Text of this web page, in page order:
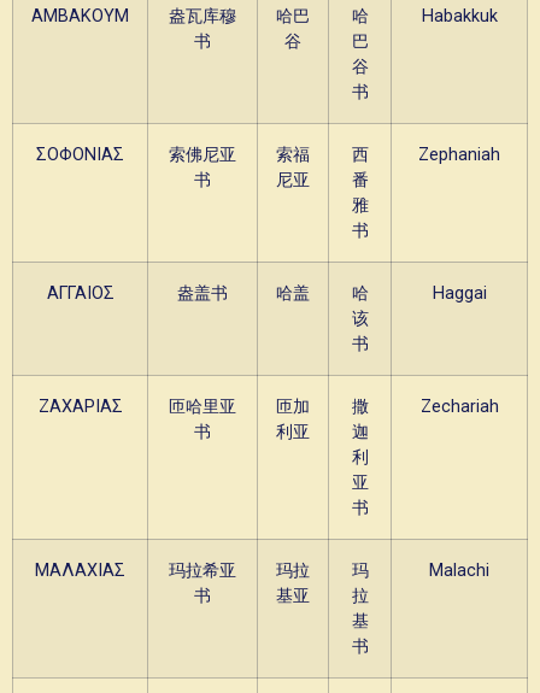
ΑΜΒΑΚΟΥΜ
盎瓦库穆
书
哈巴
谷
哈
巴
谷
书
Habakkuk
ΣΟΦΟΝΙΑΣ
索佛尼亚
书
索福
尼亚
西
番
雅
书
Zephaniah
ΑΓΓΑΙΟΣ 盎盖书 哈盖
哈
该
书
Haggai
ΖΑΧΑΡΙΑΣ
匝哈里亚
书
匝加
利亚
撒
迦
利
亚
书
Zechariah
ΜΑΛΑΧΙΑΣ
玛拉希亚
书
玛拉
基亚
玛
拉
基
书
Malachi